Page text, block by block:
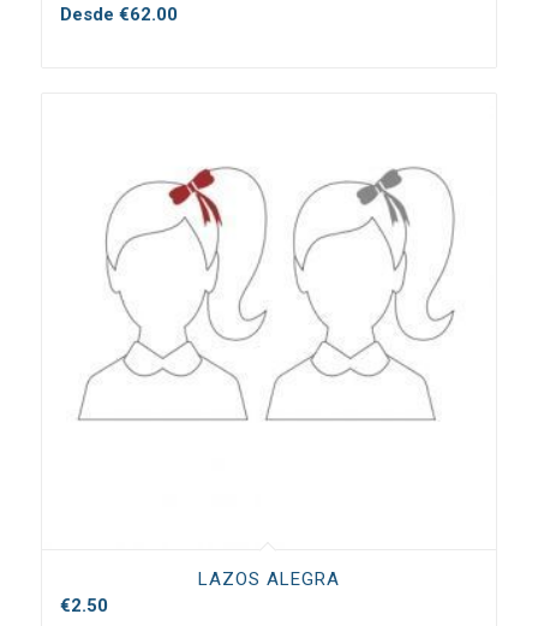
Desde €62.00
LAZOS ALEGRA
€2.50